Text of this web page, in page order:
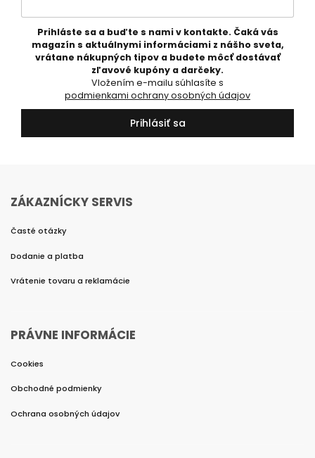
Prihláste sa a buďte s nami v kontakte. Čaká vás
magazín s aktuálnymi informáciami z nášho sveta,
vrátane nákupných tipov a budete môcť dostávať
zľavové kupóny a darčeky.
podmienkami ochrany osobných údajov
Prihlásiť sa
ZÁKAZNÍCKY SERVIS
Časté otázky
Dodanie a platba
Vrátenie tovaru a reklamácie
PRÁVNE INFORMÁCIE
Cookies
Obchodné podmienky
Ochrana osobných údajov